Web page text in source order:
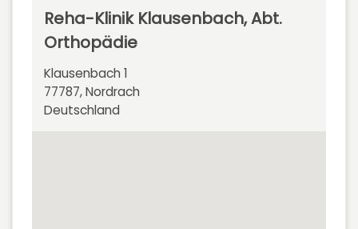
Reha-Klinik Klausenbach, Abt.
Orthopädie
Klausenbach 1
77787, Nordrach
Deutschland